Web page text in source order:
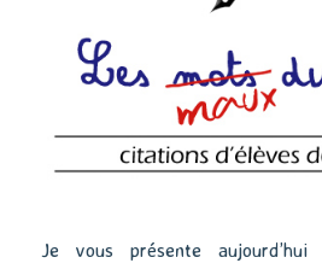
Je vous présente